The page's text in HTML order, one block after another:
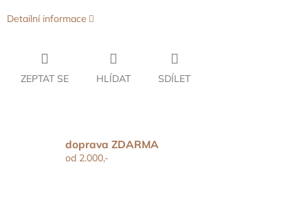
Detailní informace
ZEPTAT SE HLÍDAT SDÍLET
doprava ZDARMA
od 2.000,-